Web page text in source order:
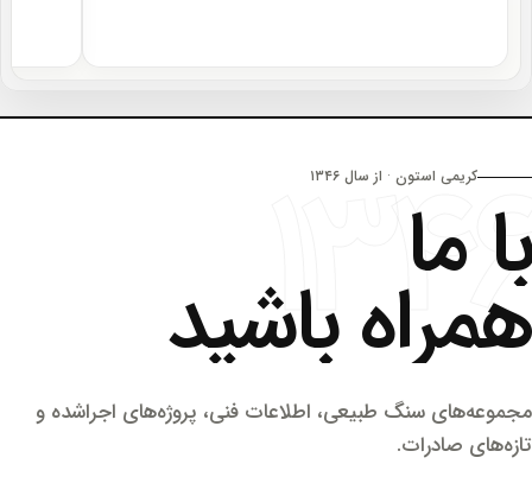
کریمی استون · از سال ۱۳۴۶
با ما
همراه باشید
مجموعه‌های سنگ طبیعی، اطلاعات فنی، پروژه‌های اجراشده و
تازه‌های صادرات.